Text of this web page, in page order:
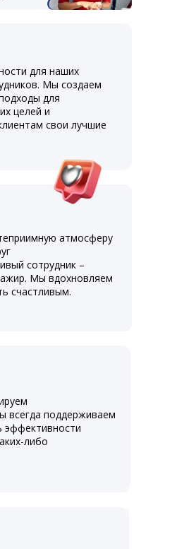
для наших
Мы создаем
для
целей и
свои лучшие
атмосферу
сотрудник –
Мы вдохновляем
счастливым.
всегда поддерживаем
эффективности
либо